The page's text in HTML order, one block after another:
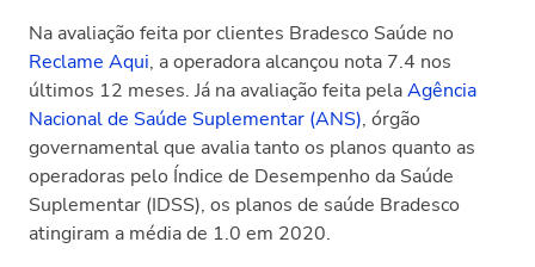
Na avaliação feita por clientes Bradesco Saúde no
Reclame Aqui, a operadora alcançou nota 7.4 nos
últimos 12 meses. Já na avaliação feita pelaAgência
Nacional de Saúde Suplementar (ANS), órgão
governamental que avalia tanto os planos quanto as
operadoras pelo Índice de Desempenho da Saúde
Suplementar (IDSS), os planos de saúde Bradesco
atingiram a média de 1.0 em 2020.